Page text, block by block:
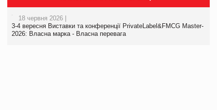
18 червня 2026 |
3-4 вересня Виставки та конференції PrivateLabel&FMCG Master-
2026: Власна марка - Власна перевага